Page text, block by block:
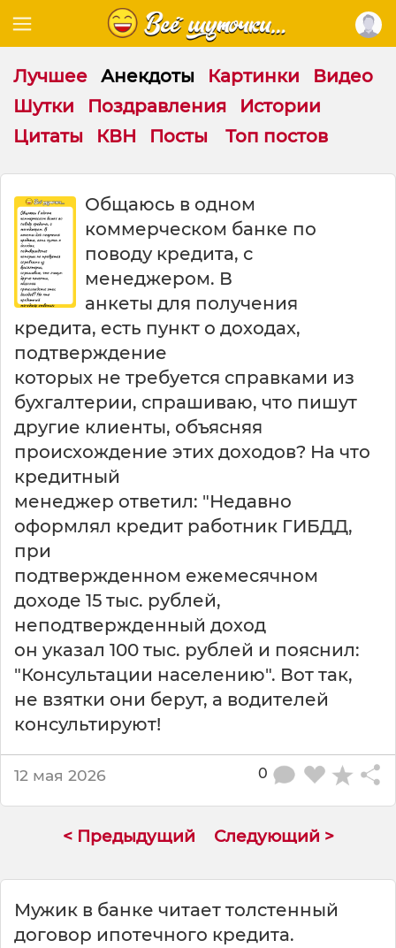
Лучшее Анекдоты Картинки
Видео
Шутки
Поздравления
Истории
Цитаты
КВН Посты Топ постов
е
Общаюсь в одном
коммерческом банке по
поводу кредита, с
менеджером. В
анкеты для получения
кредита, есть пункт о доходах,
подтверждение
которых не требуется справками из
бухгалтерии, спрашиваю, что пишут
другие клиенты, объясняя
происхождение этих доходов? На что
кредитный
менеджер ответил: "Недавно
оформлял кредит работник ГИБДД,
при
подтвержденном ежемесячном
доходе 15 тыс. рублей,
неподтвержденный доход
он указал 100 тыс. рублей и пояснил:
"Консультации населению". Вот так,
не взятки они берут, а водителей
консультируют!
12 мая 2026 0
< Предыдущий Следующий >
Мужик в банке читает толстенный
договор ипотечного кредита.